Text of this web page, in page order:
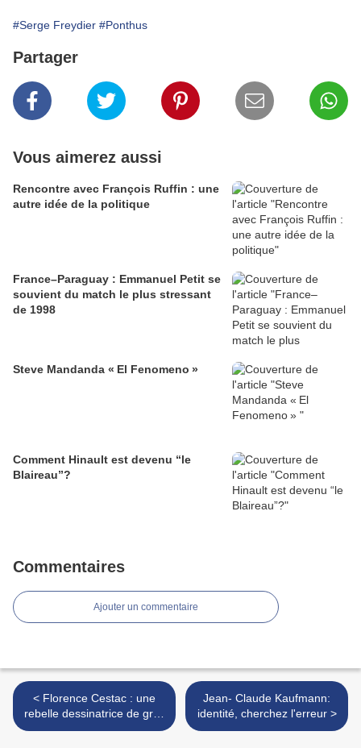
#Serge Freydier #Ponthus
Partager
Vous aimerez aussi
Rencontre avec François Ruffin : une
autre idée de la politique
France–Paraguay : Emmanuel Petit se
souvient du match le plus stressant
de 1998
Steve Mandanda « El Fenomeno »
Comment Hinault est devenu “le
Blaireau”?
Commentaires
Ajouter un commentaire
< Florence Cestac : une
rebelle dessinatrice de gros
nez
Jean- Claude Kaufmann:
identité, cherchez l'erreur >